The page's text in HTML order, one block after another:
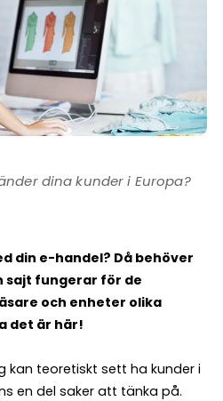
dina kunder i Europa?
din e-handel? Då behöver
sajt fungerar för de
och enheter olika
det är här!
teoretiskt sett ha kunder i
en del saker att tänka på.